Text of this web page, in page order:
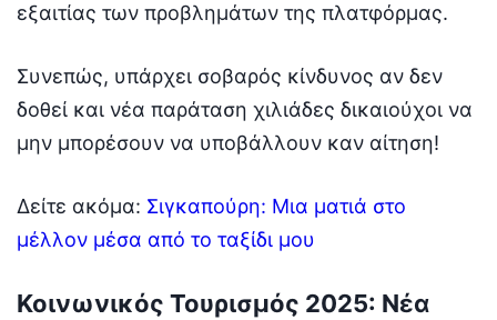
εξαιτίας των προβλημάτων της πλατφόρμας.
Συνεπώς, υπάρχει σοβαρός κίνδυνος αν δεν
δοθεί και νέα παράταση χιλιάδες δικαιούχοι να
μην μπορέσουν να υποβάλλουν καν αίτηση!
Δείτε ακόμα: Σιγκαπούρη: Μια ματιά στο
μέλλον μέσα από το ταξίδι μου
Κοινωνικός Τουρισμός 2025: Νέα